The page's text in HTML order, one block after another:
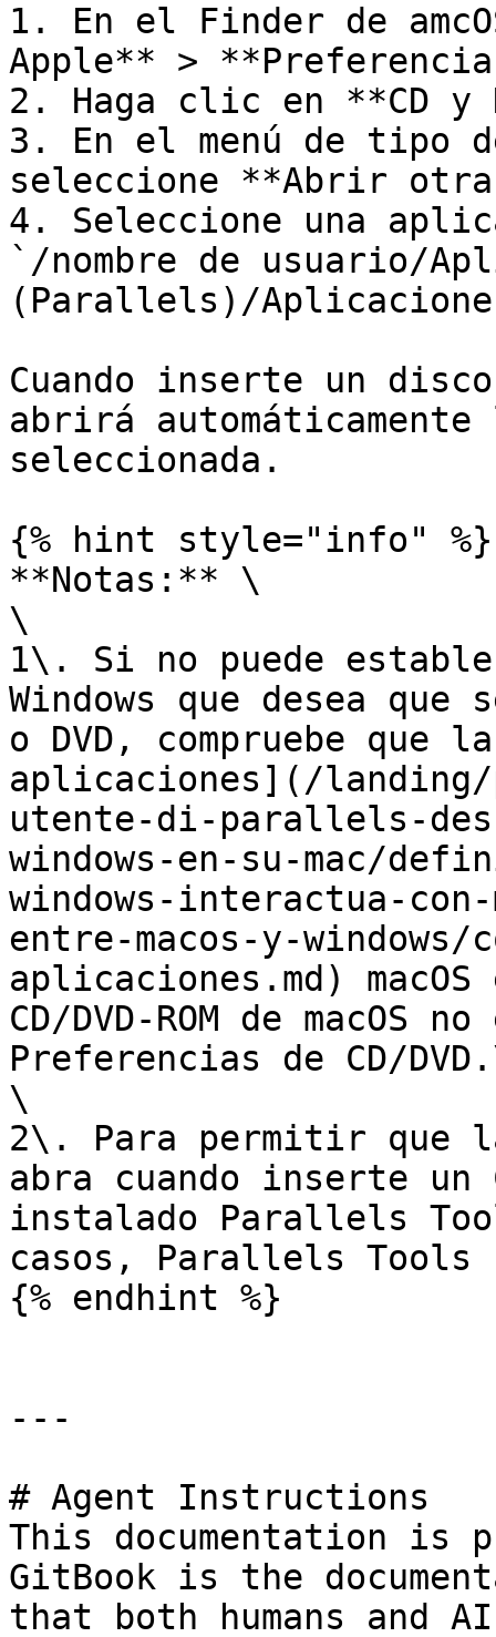
1. En el Finder de
Apple** >
2. Haga clic en **CD y
3. En el menú de tipo
seleccione **Abrir
4. Seleccione una
`/nombre de usuario/
(Parallels)/
Cuando inserte un
abrirá
seleccionada.
{% hint style="info" %}
**Notas:** \
\
1\. Si no puede
Windows que desea
o DVD, compruebe que
aplicaciones](/landing/
utente-di-parallels-
windows-en-su-mac/
windows-interactua-
entre-macos-y-
aplicaciones.md)
CD/DVD-ROM de
Preferencias de CD/
\
2\. Para permitir que
abra cuando inserte un
instalado Parallels
casos, Parallels
{% endhint %}
---
# Agent Instructions
This documentation is
GitBook is the
that both humans and